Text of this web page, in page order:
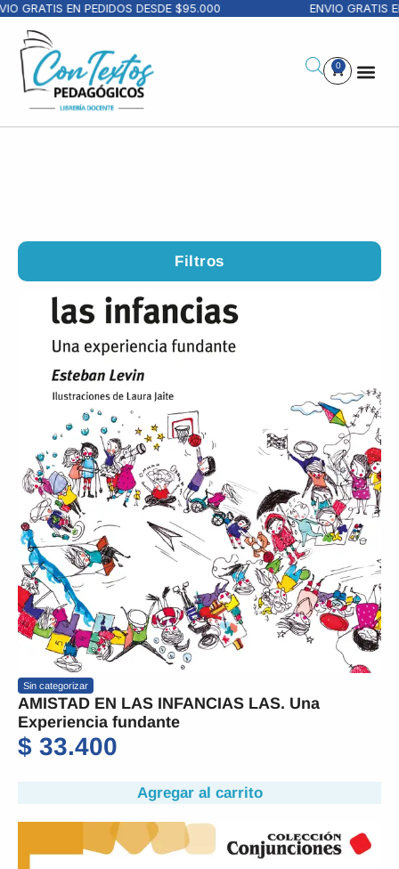
EN PEDIDOS DESDE $95.000 ENVIO GRATIS EN
0
Filtros
Sin categorizar
AMISTAD EN LAS INFANCIAS LAS. Una
Experiencia fundante
$ 33.400
Agregar al carrito